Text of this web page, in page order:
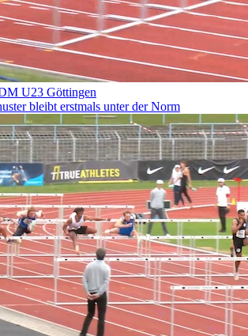
U23 Göttingen
bleibt erstmals unter der Norm